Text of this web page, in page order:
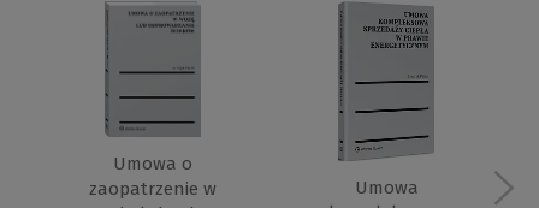
Umowa o
zaopatrzenie w
Umowa